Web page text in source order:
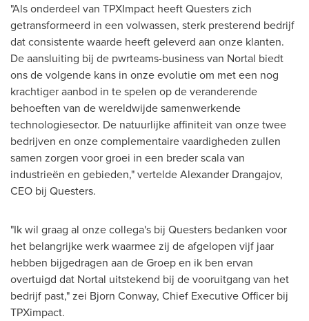
"Als onderdeel van TPXImpact heeft Questers zich
getransformeerd in een volwassen, sterk presterend bedrijf
dat consistente waarde heeft geleverd aan onze klanten.
De aansluiting bij de pwrteams-business van Nortal biedt
ons de volgende kans in onze evolutie om met een nog
krachtiger aanbod in te spelen op de veranderende
behoeften van de wereldwijde samenwerkende
technologiesector. De natuurlijke affiniteit van onze twee
bedrijven en onze complementaire vaardigheden zullen
samen zorgen voor groei in een breder scala van
industrieën en gebieden," vertelde Alexander Drangajov,
CEO bij Questers.
"Ik wil graag al onze collega's bij Questers bedanken voor
het belangrijke werk waarmee zij de afgelopen vijf jaar
hebben bijgedragen aan de Groep en ik ben ervan
overtuigd dat Nortal uitstekend bij de vooruitgang van het
bedrijf past," zei Bjorn Conway, Chief Executive Officer bij
TPXimpact.